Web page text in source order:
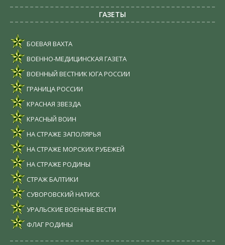
ГАЗЕТЫ
БОЕВАЯ ВАХТА
ВОЕННО-МЕДИЦИНСКАЯ ГАЗЕТА
ВОЕННЫЙ ВЕСТНИК ЮГА РОССИИ
ГРАНИЦА РОССИИ
КРАСНАЯ ЗВЕЗДА
КРАСНЫЙ ВОИН
НА СТРАЖЕ ЗАПОЛЯРЬЯ
НА СТРАЖЕ МОРСКИХ РУБЕЖЕЙ
НА СТРАЖЕ РОДИНЫ
СТРАЖ БАЛТИКИ
СУВОРОВСКИЙ НАТИСК
УРАЛЬСКИЕ ВОЕННЫЕ ВЕСТИ
ФЛАГ РОДИНЫ